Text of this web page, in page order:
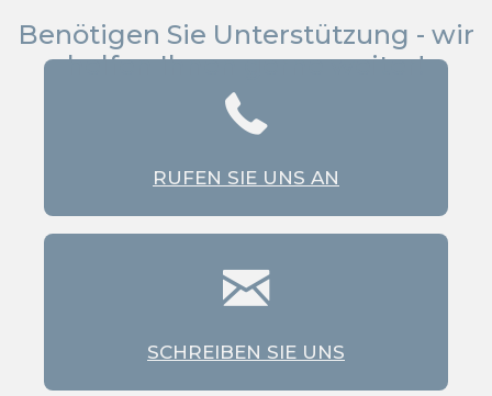
Benötigen Sie Unterstützung - wir
helfen Ihnen gerne weiter!
RUFEN SIE UNS AN
SCHREIBEN SIE UNS